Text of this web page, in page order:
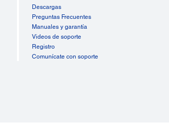
Voltaje Nominal:
100-240V
Frecuencia Nominal:
50-60Hz +/- 0,5Hz
Consumo de Energía:
Consumo (Patrón ISO 24712 / Reposo): 100-240V: 12W /
Descargas
Preguntas Frecuentes
Manuales y garantía
Videos de soporte
Registro
Comunícate con soporte